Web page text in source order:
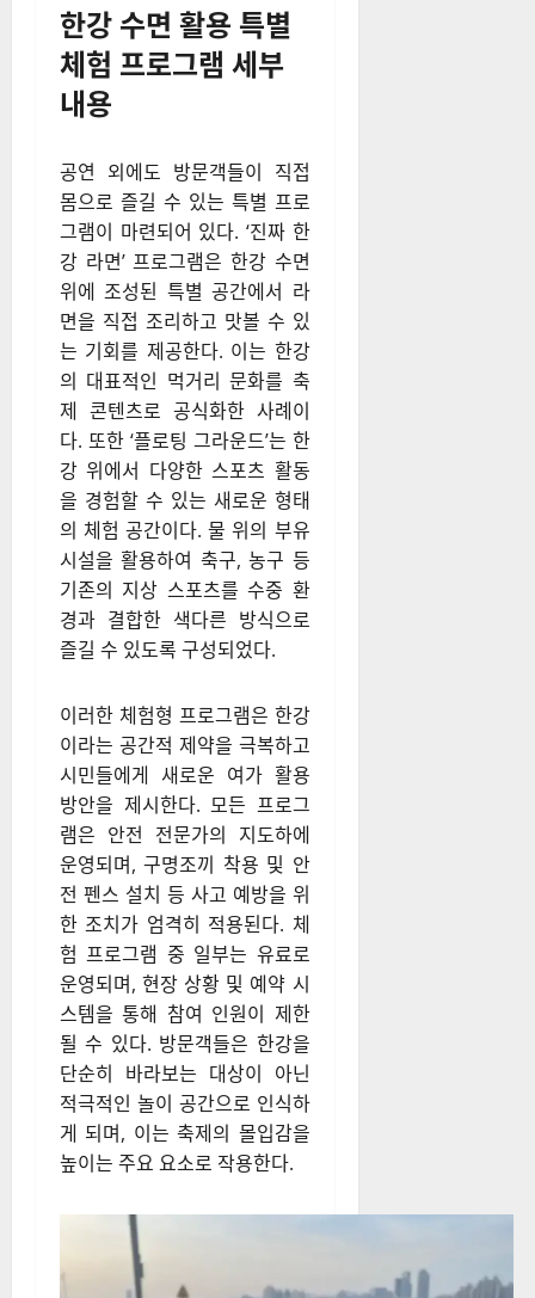
한강 수면 활용 특별
체험 프로그램 세부
내용
공연 외에도 방문객들이 직접
몸으로 즐길 수 있는 특별 프로
그램이 마련되어 있다. ‘진짜 한
강 라면’ 프로그램은 한강 수면
위에 조성된 특별 공간에서 라
면을 직접 조리하고 맛볼 수 있
는 기회를 제공한다. 이는 한강
의 대표적인 먹거리 문화를 축
제 콘텐츠로 공식화한 사례이
다. 또한 ‘플로팅 그라운드’는 한
강 위에서 다양한 스포츠 활동
을 경험할 수 있는 새로운 형태
의 체험 공간이다. 물 위의 부유
시설을 활용하여 축구, 농구 등
기존의 지상 스포츠를 수중 환
경과 결합한 색다른 방식으로
즐길 수 있도록 구성되었다.
이러한 체험형 프로그램은 한강
이라는 공간적 제약을 극복하고
시민들에게 새로운 여가 활용
방안을 제시한다. 모든 프로그
램은 안전 전문가의 지도하에
운영되며, 구명조끼 착용 및 안
전 펜스 설치 등 사고 예방을 위
한 조치가 엄격히 적용된다. 체
험 프로그램 중 일부는 유료로
운영되며, 현장 상황 및 예약 시
스템을 통해 참여 인원이 제한
될 수 있다. 방문객들은 한강을
단순히 바라보는 대상이 아닌
적극적인 놀이 공간으로 인식하
게 되며, 이는 축제의 몰입감을
높이는 주요 요소로 작용한다.